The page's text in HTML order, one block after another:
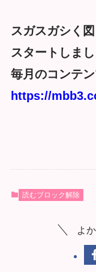
スガスガシく図
スタートしまし
毎月のコンテ
https://
読むブロック解除
よ